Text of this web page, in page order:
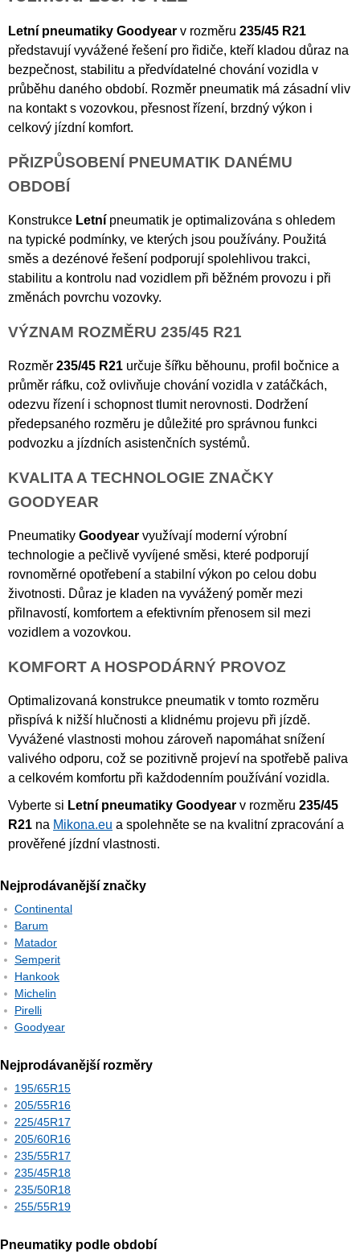
Letní pneumatiky Goodyear v rozměru 235/45 R21
představují vyvážené řešení pro řidiče, kteří kladou důraz na
bezpečnost, stabilitu a předvídatelné chování vozidla v
průběhu daného období. Rozměr pneumatik má zásadní vliv
na kontakt s vozovkou, přesnost řízení, brzdný výkon i
celkový jízdní komfort.
PŘIZPŮSOBENÍ PNEUMATIK DANÉMU
OBDOBÍ
Konstrukce Letní pneumatik je optimalizována s ohledem
na typické podmínky, ve kterých jsou používány. Použitá
směs a dezénové řešení podporují spolehlivou trakci,
stabilitu a kontrolu nad vozidlem při běžném provozu i při
změnách povrchu vozovky.
VÝZNAM ROZMĚRU 235/45 R21
Rozměr 235/45 R21 určuje šířku běhounu, profil bočnice a
průměr ráfku, což ovlivňuje chování vozidla v zatáčkách,
odezvu řízení i schopnost tlumit nerovnosti. Dodržení
předepsaného rozměru je důležité pro správnou funkci
podvozku a jízdních asistenčních systémů.
KVALITA A TECHNOLOGIE ZNAČKY
GOODYEAR
Pneumatiky Goodyear využívají moderní výrobní
technologie a pečlivě vyvíjené směsi, které podporují
rovnoměrné opotřebení a stabilní výkon po celou dobu
životnosti. Důraz je kladen na vyvážený poměr mezi
přilnavostí, komfortem a efektivním přenosem sil mezi
vozidlem a vozovkou.
KOMFORT A HOSPODÁRNÝ PROVOZ
Optimalizovaná konstrukce pneumatik v tomto rozměru
přispívá k nižší hlučnosti a klidnému projevu při jízdě.
Vyvážené vlastnosti mohou zároveň napomáhat snížení
valivého odporu, což se pozitivně projeví na spotřebě paliva
a celkovém komfortu při každodenním používání vozidla.
Vyberte si Letní pneumatiky Goodyear v rozměru 235/45
R21 na Mikona.eu a spolehněte se na kvalitní zpracování a
prověřené jízdní vlastnosti.
Nejprodávanější značky
Continental
Barum
Matador
Semperit
Hankook
Michelin
Pirelli
Goodyear
Nejprodávanější rozměry
195/65R15
205/55R16
225/45R17
205/60R16
235/55R17
235/45R18
235/50R18
255/55R19
Pneumatiky podle období